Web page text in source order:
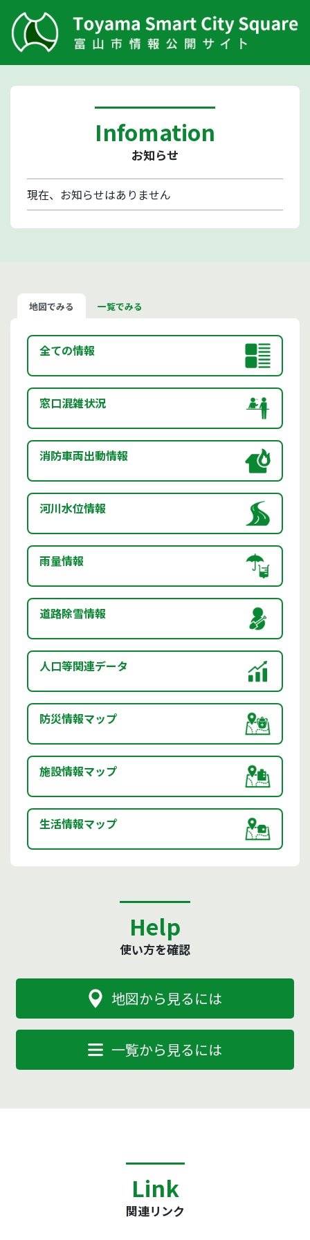
Infomation
お知らせ
現在、お知らせはありません
地図でみる 一覧でみる
全ての情報
窓口混雑状況
消防車両出動情報
河川水位情報
雨量情報
道路除雪情報
人口等関連データ
防災情報マップ
施設情報マップ
生活情報マップ
Help
使い方を確認
地図から見るには
一覧から見るには
Link
関連リンク